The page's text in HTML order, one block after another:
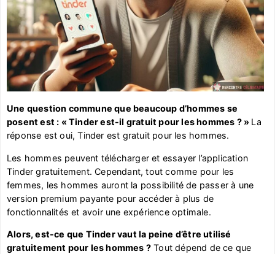
Une question commune que beaucoup d’hommes se
posent est : « Tinder est-il gratuit pour les hommes ? » La
réponse est oui, Tinder est gratuit pour les hommes.
Les hommes peuvent télécharger et essayer l’application
Tinder gratuitement. Cependant, tout comme pour les
femmes, les hommes auront la possibilité de passer à une
version premium payante pour accéder à plus de
fonctionnalités et avoir une expérience optimale.
Alors, est-ce que Tinder vaut la peine d’être utilisé
gratuitement pour les hommes ? Tout dépend de ce que